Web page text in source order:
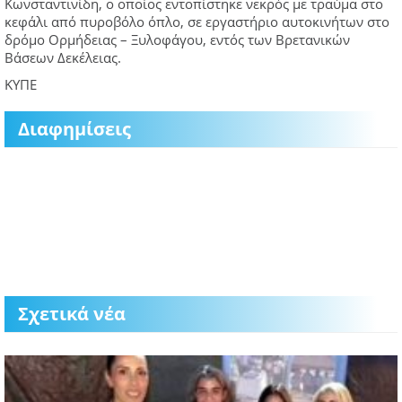
κεφάλι από πυροβόλο όπλο, σε εργαστήριο αυτοκινήτων στο
δρόμο Ορμήδειας – Ξυλοφάγου, εντός των Βρετανικών
Βάσεων Δεκέλειας.
ΚΥΠΕ
Διαφημίσεις
Σχετικά νέα